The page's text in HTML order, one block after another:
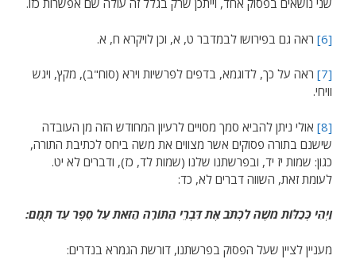
שני נושאים בפסוק אחד, וייתכן שרק בגלל זה עולה שם אפשרות כזו.
[6] ראה גם בפירושו לבמדבר ט, א, וכן לויקרא ח, א.
[7]
ראה על כך, לדוגמא, בדפים לפרשיות וירא (סוח"ב), מקץ, ויגש
וויחי.
[8]
אולי ניתן להביא סמך מסויים לרעיון המחודש הזה מן העובדה
שישנם בתורה פסוקים אשר מצווים את משה ביחס לכתיבת התורה,
כגון: שמות יז יד, ובפרשתנו שלנו (שמות לד, כז), ודברים לא יט.
לעומת זאת, השווה דברים לא, כד:
וַיְהִי כְּכַלּוֹת מֹשֶׁהלִכְתֹּבאֶת דִּבְרֵי הַתּוֹרָה הַזֹּאת עַל סֵפֶר עַד תֻּמָּם:
מעניין לציין שעל הפסוק בפרשתנו, דורשת הגמרא בנדרים: